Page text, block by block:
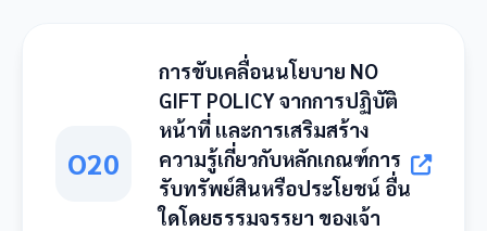
O20
การขับเคลื่อนนโยบาย NO
GIFT POLICY จากการปฏิบัติ
หน้าที่ และการเสริมสร้าง
ความรู้เกี่ยวกับหลักเกณฑ์การ
รับทรัพย์สินหรือประโยชน์ อื่น
ใดโดยธรรมจรรยา ของเจ้า